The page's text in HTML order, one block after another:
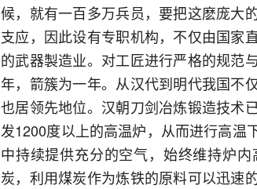
候，就有一百多万兵员，要把这麽庞大
支应，因此设有专职机构，不仅由国家
的武器製造业。对工匠进行严格的规范
年，箭簇为一年。从汉代到明代我国不
也居领先地位。汉朝刀剑冶炼锻造技术
发1200度以上的高温炉，从而进行高温
中持续提供充分的空气，始终维持炉
炭，利用煤炭作为炼铁的原料可以迅速